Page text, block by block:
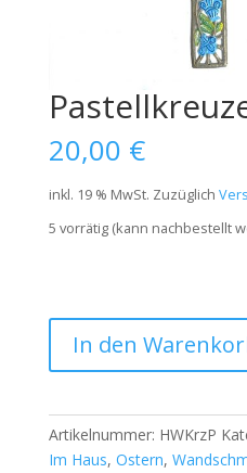
20,00 €
inkl. 19 % MwSt. Zuzüglich
5 vorrätig (kann nachbestellt
In den
Artikelnummer: HWKrzP
Im Haus, Ostern,